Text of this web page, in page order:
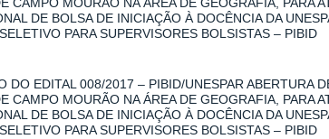
CAMPO MOURÃO NA ÁREA DE GEOGRAFIA, PARA
DE BOLSA DE INICIAÇÃO À DOCÊNCIA DA
PARA SUPERVISORES BOLSISTAS – PIBID
DO EDITAL 008/2017 – PIBID/UNESPAR ABERTURA
CAMPO MOURÃO NA ÁREA DE GEOGRAFIA, PARA
DE BOLSA DE INICIAÇÃO À DOCÊNCIA DA
PARA SUPERVISORES BOLSISTAS – PIBID